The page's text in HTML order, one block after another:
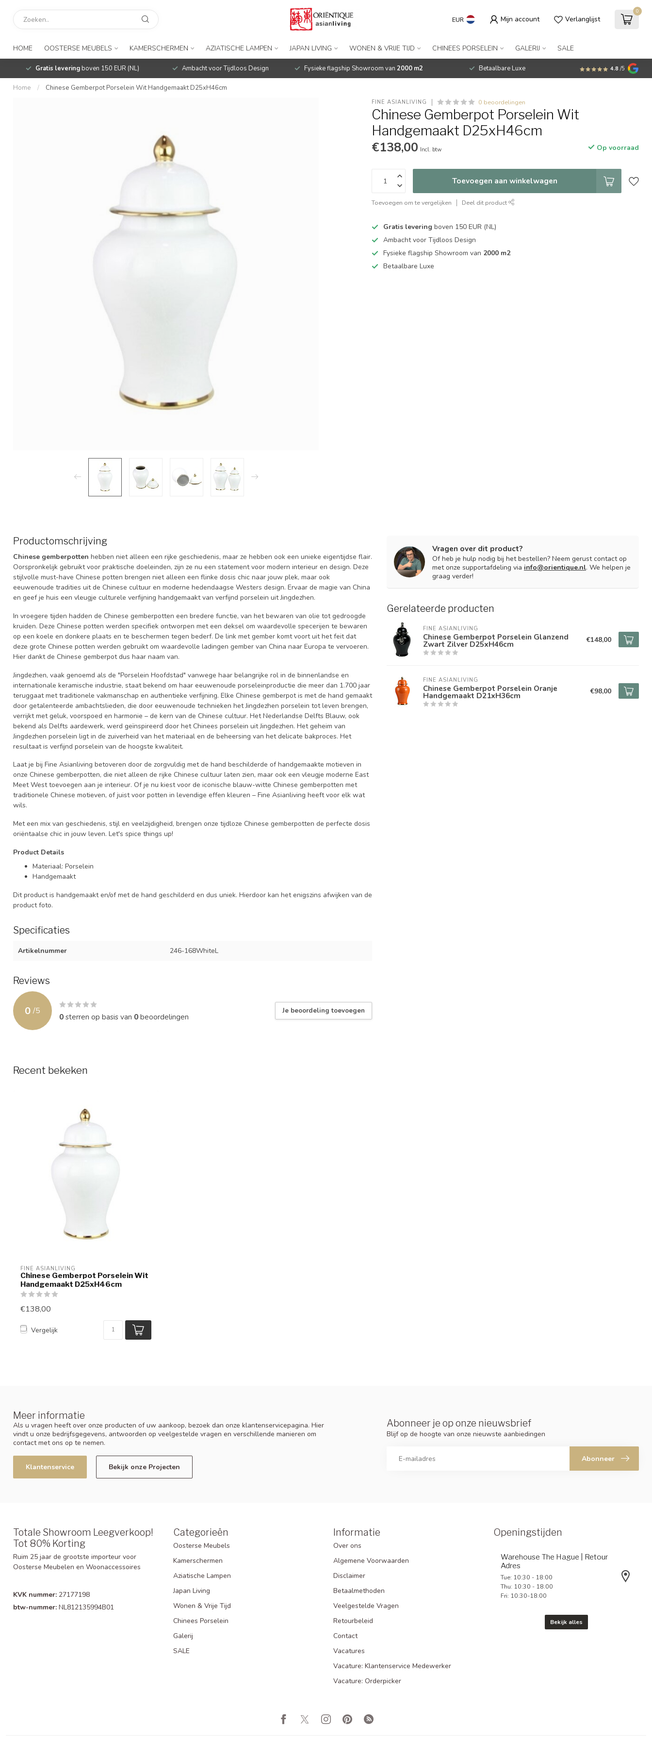
EUR Mijn account Verlanglijst
0
HOME OOSTERSE MEUBELS KAMERSCHERMEN AZIATISCHE LAMPEN JAPAN LIVING WONEN & VRIJE TIJD CHINEES PORSELEIN GALERIJ SALE
Gratis leveringboven 150 EUR (NL) Ambacht voor Tijdloos Design Fysieke flagship Showroom van 2000 m2 Betaalbare Luxe 4.8 /5
Home / Chinese Gemberpot Porselein Wit Handgemaakt D25xH46cm
FINE ASIANLIVING 0 beoordelingen
Chinese Gemberpot Porselein Wit
Handgemaakt D25xH46cm
€138,00 Incl. btw Op voorraad
Toevoegen aan winkelwagen
Toevoegen om te vergelijken Deel dit product
Gratis levering boven 150 EUR (NL)
Ambacht voor Tijdloos Design
Fysieke flagship Showroom van 2000 m2
Betaalbare Luxe
Productomschrijving
Chinese gemberpotten hebben niet alleen een rijke geschiedenis, maar ze hebben ook een unieke eigentijdse flair.
Oorspronkelijk gebruikt voor praktische doeleinden, zijn ze nu een statement voor modern interieur en design. Deze
stijlvolle must-have Chinese potten brengen niet alleen een flinke dosis chic naar jouw plek, maar ook
eeuwenoude tradities uit de Chinese cultuur en moderne hedendaagse Westers design. Ervaar de magie van China
en geef je huis een vleugje culturele verfijning handgemaakt van verfijnd porselein uit Jingdezhen.
In vroegere tijden hadden de Chinese gemberpotten een bredere functie, van het bewaren van olie tot gedroogde
kruiden. Deze Chinese potten werden specifiek ontworpen met een deksel om waardevolle specerijen te bewaren
op een koele en donkere plaats en te beschermen tegen bederf. De link met gember komt voort uit het feit dat
deze grote Chinese potten werden gebruikt om waardevolle ladingen gember van China naar Europa te vervoeren.
Hier dankt de Chinese gemberpot dus haar naam van.
Jingdezhen, vaak genoemd als de "Porselein Hoofdstad" vanwege haar belangrijke rol in de binnenlandse en
internationale keramische industrie, staat bekend om haar eeuwenoude porseleinproductie die meer dan 1.700 jaar
teruggaat met traditionele vakmanschap en authentieke verfijning. Elke Chinese gemberpot is met de hand gemaakt
door getalenteerde ambachtslieden, die door eeuwenoude technieken het Jingdezhen porselein tot leven brengen,
verrijkt met geluk, voorspoed en harmonie – de kern van de Chinese cultuur. Het Nederlandse Delfts Blauw, ook
bekend als Delfts aardewerk, werd geïnspireerd door het Chinees porselein uit Jingdezhen. Het geheim van
Jingdezhen porselein ligt in de zuiverheid van het materiaal en de beheersing van het delicate bakproces. Het
resultaat is verfijnd porselein van de hoogste kwaliteit.
Laat je bij Fine Asianliving betoveren door de zorgvuldig met de hand beschilderde of handgemaakte motieven in
onze Chinese gemberpotten, die niet alleen de rijke Chinese cultuur laten zien, maar ook een vleugje moderne East
Meet West toevoegen aan je interieur. Of je nu kiest voor de iconische blauw-witte Chinese gemberpotten met
traditionele Chinese motieven, of juist voor potten in levendige effen kleuren – Fine Asianliving heeft voor elk wat
wils.
Met een mix van geschiedenis, stijl en veelzijdigheid, brengen onze tijdloze Chinese gemberpotten de perfecte dosis
oriëntaalse chic in jouw leven. Let's spice things up!
Product Details
Materiaal: Porselein
Handgemaakt
Dit product is handgemaakt en/of met de hand geschilderd en dus uniek. Hierdoor kan het enigszins afwijken van de
product foto.
Specificaties
Artikelnummer 246-168WhiteL
Reviews
0 /5
0sterren op basis van 0beoordelingen
Je beoordeling toevoegen
Vragen over dit product?
Of heb je hulp nodig bij het bestellen? Neem gerust contact op
met onze supportafdeling via info@orientique.nl. We helpen je
graag verder!
Gerelateerde producten
FINE ASIANLIVING
Chinese Gemberpot Porselein Glanzend
Zwart Zilver D25xH46cm €148,00
FINE ASIANLIVING
Chinese Gemberpot Porselein Oranje
Handgemaakt D21xH36cm €98,00
Recent bekeken
FINE ASIANLIVING
Chinese Gemberpot Porselein Wit
Handgemaakt D25xH46cm
€138,00
Vergelijk
Meer informatie
Als u vragen heeft over onze producten of uw aankoop, bezoek dan onze klantenservicepagina. Hier
vindt u onze bedrijfsgegevens, antwoorden op veelgestelde vragen en verschillende manieren om
contact met ons op te nemen.
Klantenservice Bekijk onze Projecten
Abonneer je op onze nieuwsbrief
Blijf op de hoogte van onze nieuwste aanbiedingen
Abonneer
Totale Showroom Leegverkoop!
Tot 80% Korting
Ruim 25 jaar de grootste importeur voor
Oosterse Meubelen en Woonaccessoires
KVK nummer: 27177198
btw-nummer: NL812135994B01
Categorieën
Oosterse Meubels
Kamerschermen
Aziatische Lampen
Japan Living
Wonen & Vrije Tijd
Chinees Porselein
Galerij
SALE
Informatie
Over ons
Algemene Voorwaarden
Disclaimer
Betaalmethoden
Veelgestelde Vragen
Retourbeleid
Contact
Vacatures
Vacature: Klantenservice Medewerker
Vacature: Orderpicker
Openingstijden
Warehouse The Hague | Retour
Adres
Tue: 10:30 - 18:00
Thu: 10:30 - 18:00
Fri: 10:30-18:00
Bekijk alles